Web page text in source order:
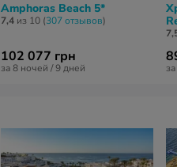
Amphoras Beach 5*
7,4из 10 (307 отзывов)
102 077 грн
за 8 ночей / 9 дней